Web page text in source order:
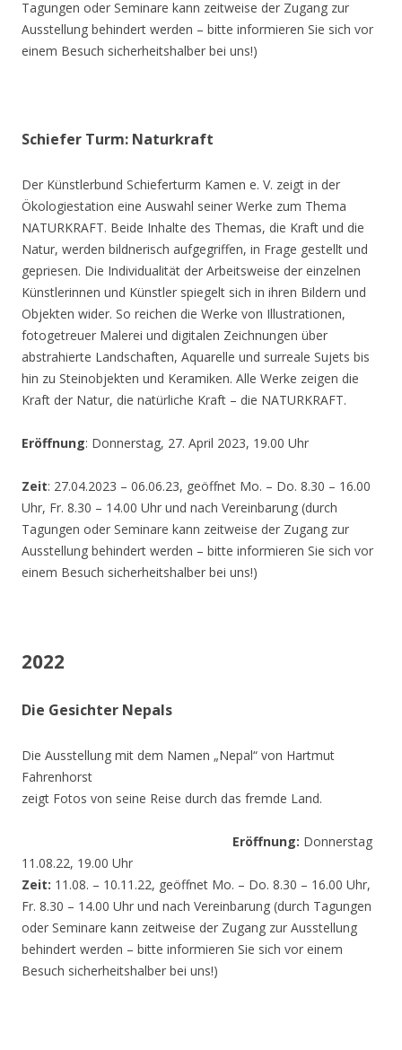
Tagungen oder Seminare kann zeitweise der Zugang zur
Ausstellung behindert werden – bitte informieren Sie sich vor
einem Besuch sicherheitshalber bei uns!)
Schiefer Turm: Naturkraft
Der Künstlerbund Schieferturm Kamen e. V. zeigt in der
Ökologiestation eine Auswahl seiner Werke zum Thema
NATURKRAFT. Beide Inhalte des Themas, die Kraft und die
Natur, werden bildnerisch aufgegriffen, in Frage gestellt und
gepriesen. Die Individualität der Arbeitsweise der einzelnen
Künstlerinnen und Künstler spiegelt sich in ihren Bildern und
Objekten wider. So reichen die Werke von Illustrationen,
fotogetreuer Malerei und digitalen Zeichnungen über
abstrahierte Landschaften, Aquarelle und surreale Sujets bis
hin zu Steinobjekten und Keramiken. Alle Werke zeigen die
Kraft der Natur, die natürliche Kraft – die NATURKRAFT.
Eröffnung: Donnerstag, 27. April 2023, 19.00 Uhr
Zeit: 27.04.2023 – 06.06.23, geöffnet Mo. – Do. 8.30 – 16.00
Uhr, Fr. 8.30 – 14.00 Uhr und nach Vereinbarung (durch
Tagungen oder Seminare kann zeitweise der Zugang zur
Ausstellung behindert werden – bitte informieren Sie sich vor
einem Besuch sicherheitshalber bei uns!)
2022
Die Gesichter Nepals
Die Ausstellung mit dem Namen „Nepal“ von Hartmut
Fahrenhorst
zeigt Fotos von seine Reise durch das fremde Land.
Eröffnung: Donnerstag
11.08.22, 19.00 Uhr
Zeit: 11.08. – 10.11.22, geöffnet Mo. – Do. 8.30 – 16.00 Uhr,
Fr. 8.30 – 14.00 Uhr und nach Vereinbarung (durch Tagungen
oder Seminare kann zeitweise der Zugang zur Ausstellung
behindert werden – bitte informieren Sie sich vor einem
Besuch sicherheitshalber bei uns!)